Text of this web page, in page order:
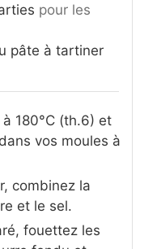
pour les
pâte à tartiner
180°C (th.6) et
vos moules à
combinez la
et le sel.
fouettez les